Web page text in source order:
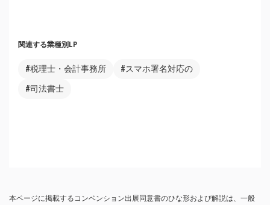
関連する業種別LP
#税理士・会計事務所 #スマホ署名対応の
#司法書士
本ページに掲載するコンベンション出展同意書のひな形および解説は、一般